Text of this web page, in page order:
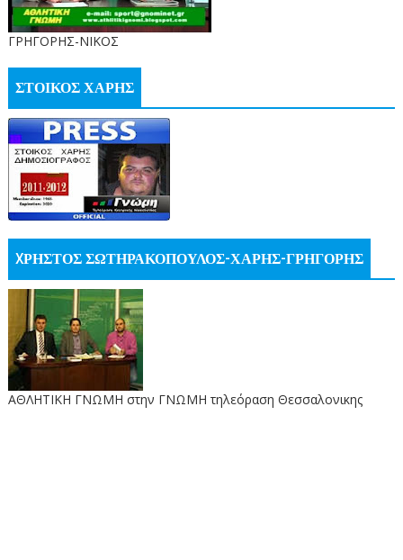
ΓΡΗΓΟΡΗΣ-ΝΙΚΟΣ
ΣΤΟΙΚΟΣ ΧΑΡΗΣ
XΡΗΣΤΟΣ ΣΩΤΗΡΑΚΟΠΟΥΛΟΣ-ΧΑΡΗΣ-ΓΡΗΓΟΡΗΣ
ΑΘΛΗΤΙΚΗ ΓΝΩΜΗ στην ΓΝΩΜΗ τηλεόραση Θεσσαλονικης